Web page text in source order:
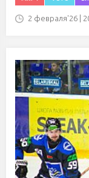
2 февраля'26 |